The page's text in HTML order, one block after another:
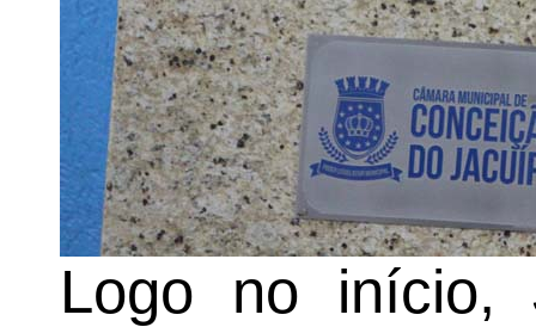
Logo no início,